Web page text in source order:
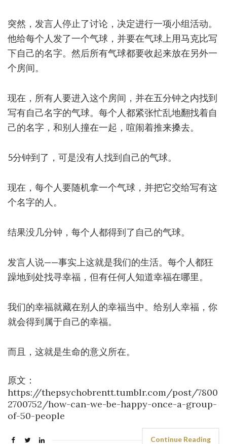
突然，发言人停止了讨论，决定进行一项小组活动。
他给每个人发了一个气球，并要在气球上用马克比写
下自己的名字。然后所有气球都要收起来放在另外一
个房间。
现在，所有人要进入这个房间，并在五分钟之内找到
写有自己名字的气球。每个人都紧张忙乱地翻找着自
己的名字，和别人撞在一起，喧闹着推来搡去。
5分钟到了，可是没有人找到自己的气球。
现在，每个人要随机拿一个气球，并把它交给写有这
个名字的人。
结果没几分钟，每个人都得到了自己的气球。
发言人说——事实上这就是我们的生活。每个人都狂
躁地到处找寻幸福，但有任何人知道幸福在哪里。
我们的幸福就藏在别人的幸福当中。给别人幸福，你
就会得到属于自己的幸福。
而且，这就是生命的意义所在。
原文：
https://thepsychobrentt.tumblr.com/post/7800
2700752/how-can-we-be-happy-once-a-group-
of-50-people
Continue Reading